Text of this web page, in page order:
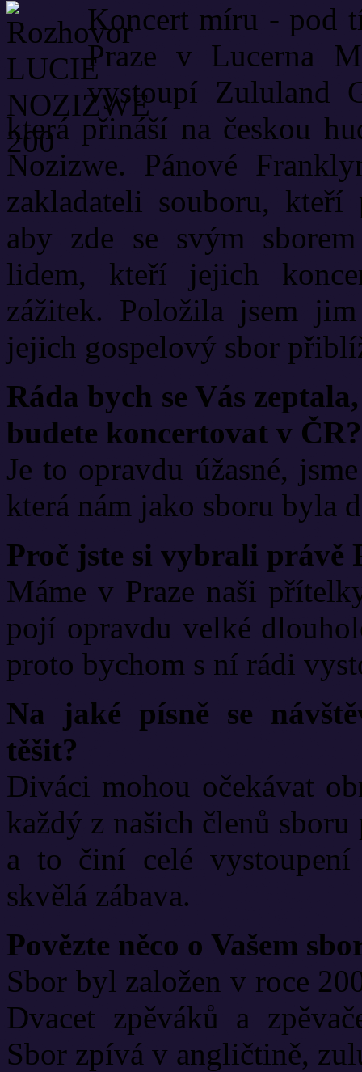
Koncert míru - pod
Praze v Lucerna
vystoupí Zululand
která přináší na českou
Nozizwe. Pánové
zakladateli souboru,
aby zde se svým
lidem, kteří jejich
zážitek. Položila jsem
jejich gospelový sbor
Ráda bych se Vás
budete koncertovat v ČR?
Je to opravdu úžasné,
která nám jako sboru byla
Proč jste si vybrali právě
Máme v Praze naši
pojí opravdu velké
proto bychom s ní rádi
Na jaké písně se
těšit?
Diváci mohou očekávat
každý z našich členů
a to činí celé
skvělá zábava.
Povězte něco o Vašem
Sbor byl založen v roce
Dvacet zpěváků a
Sbor zpívá v angličtině,